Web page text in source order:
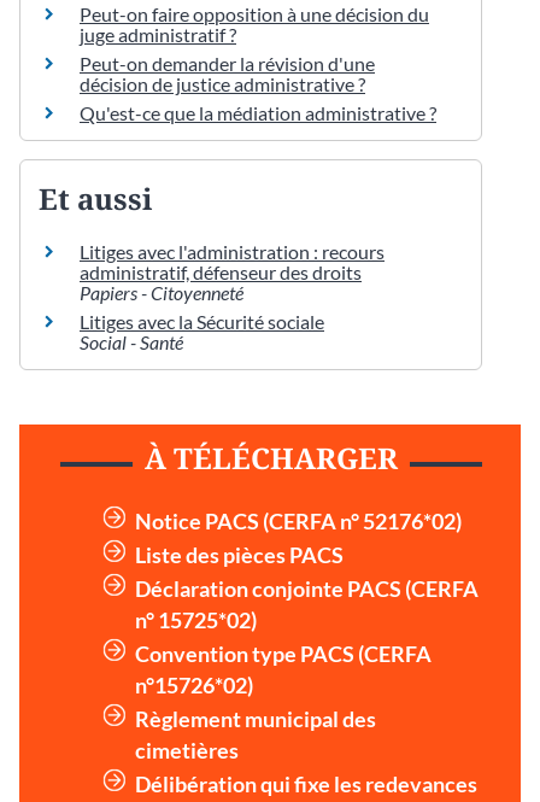
Peut-on faire opposition à une décision du
juge administratif ?
Peut-on demander la révision d'une
décision de justice administrative ?
Qu'est-ce que la médiation administrative ?
Et aussi
Litiges avec l'administration : recours
administratif, défenseur des droits
Papiers - Citoyenneté
Litiges avec la Sécurité sociale
Social - Santé
À TÉLÉCHARGER
Notice PACS (CERFA n° 52176*02)
Liste des pièces PACS
Déclaration conjointe PACS (CERFA
n° 15725*02)
Convention type PACS (CERFA
n°15726*02)
Règlement municipal des
cimetières
Délibération qui fixe les redevances